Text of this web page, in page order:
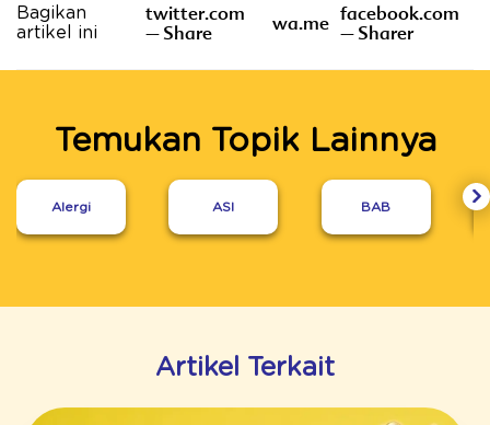
Bagikan
artikel ini
twitter.com
– Share
wa.me facebook.com
– Sharer
Temukan Topik Lainnya
Alergi ASI BAB
Artikel Terkait